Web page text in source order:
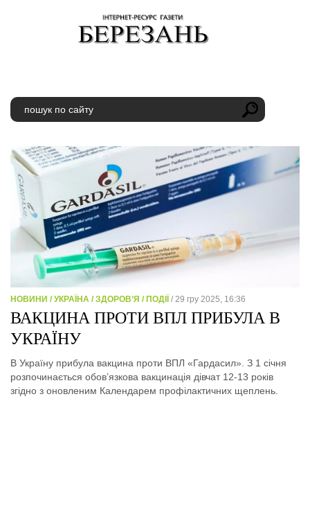
НОВИНИ / УКРАЇНА / ЗДОРОВ’Я / ПОДІЇ / 29 гру 2025, 16:36
ВАКЦИНА ПРОТИ ВПЛ ПРИБУЛА В
УКРАЇНУ
В Україну прибула вакцина проти ВПЛ «Гардасил». З 1 січня
розпочинається обов’язкова вакцинація дівчат 12-13 років
згідно з оновленим Календарем профілактичних щеплень.